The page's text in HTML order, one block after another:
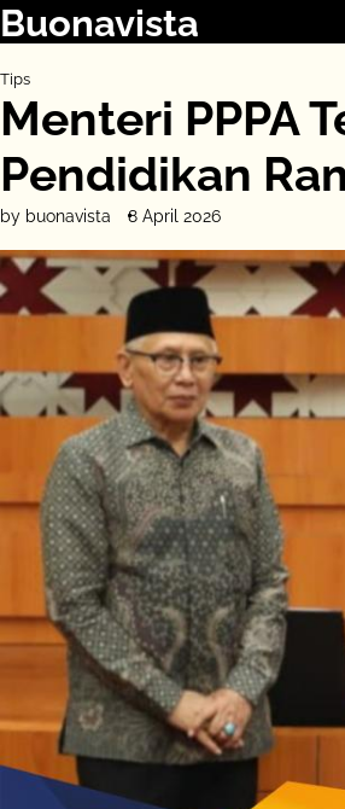
Skip
to
content
Buonavista
Tips
Menteri PPPA
Pendidikan
by buonavista 8 April 2026